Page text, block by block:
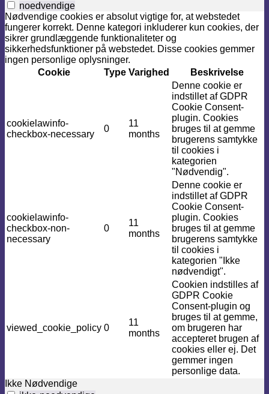
noedvendige
Nødvendige cookies er absolut vigtige for, at webstedet
fungerer korrekt. Denne kategori inkluderer kun cookies, der
sikrer grundlæggende funktionaliteter og
sikkerhedsfunktioner på webstedet. Disse cookies gemmer
ingen personlige oplysninger.
Cookie
Type Varighed Beskrivelse
cookielawinfo-
checkbox-necessary
0
11
months
Denne cookie er
indstillet af GDPR
Cookie Consent-
plugin. Cookies
bruges til at gemme
brugerens samtykke
til cookies i
kategorien
"Nødvendig".
cookielawinfo-
checkbox-non-
necessary
0
11
months
Denne cookie er
indstillet af GDPR
Cookie Consent-
plugin. Cookies
bruges til at gemme
brugerens samtykke
til cookies i
kategorien "Ikke
nødvendigt".
viewed_cookie_policy 0
11
months
Cookien indstilles af
GDPR Cookie
Consent-plugin og
bruges til at gemme,
om brugeren har
accepteret brugen af ​​
cookies eller ej. Det
gemmer ingen
personlige data.
Ikke Nødvendige